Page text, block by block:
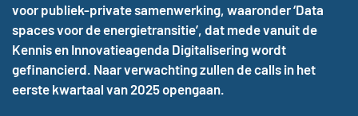
voor publiek-private samenwerking, waaronder ‘Data
spaces voor de energietransitie’, dat mede vanuit de
Kennis en Innovatieagenda Digitalisering wordt
gefinancierd. Naar verwachting zullen de calls in het
eerste kwartaal van 2025 opengaan.